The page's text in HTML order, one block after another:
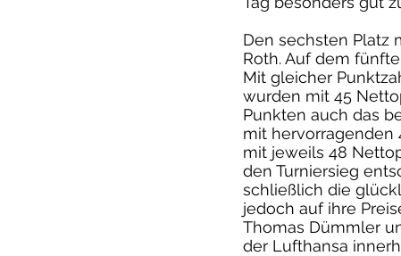
Den sechsten Platz
Roth. Auf dem
Mit gleicher
wurden mit 45
Punkten auch das
mit hervorragenden
mit jeweils 48
den Turniersieg
schließlich die
jedoch auf ihre
Thomas Dümmler
der Lufthansa